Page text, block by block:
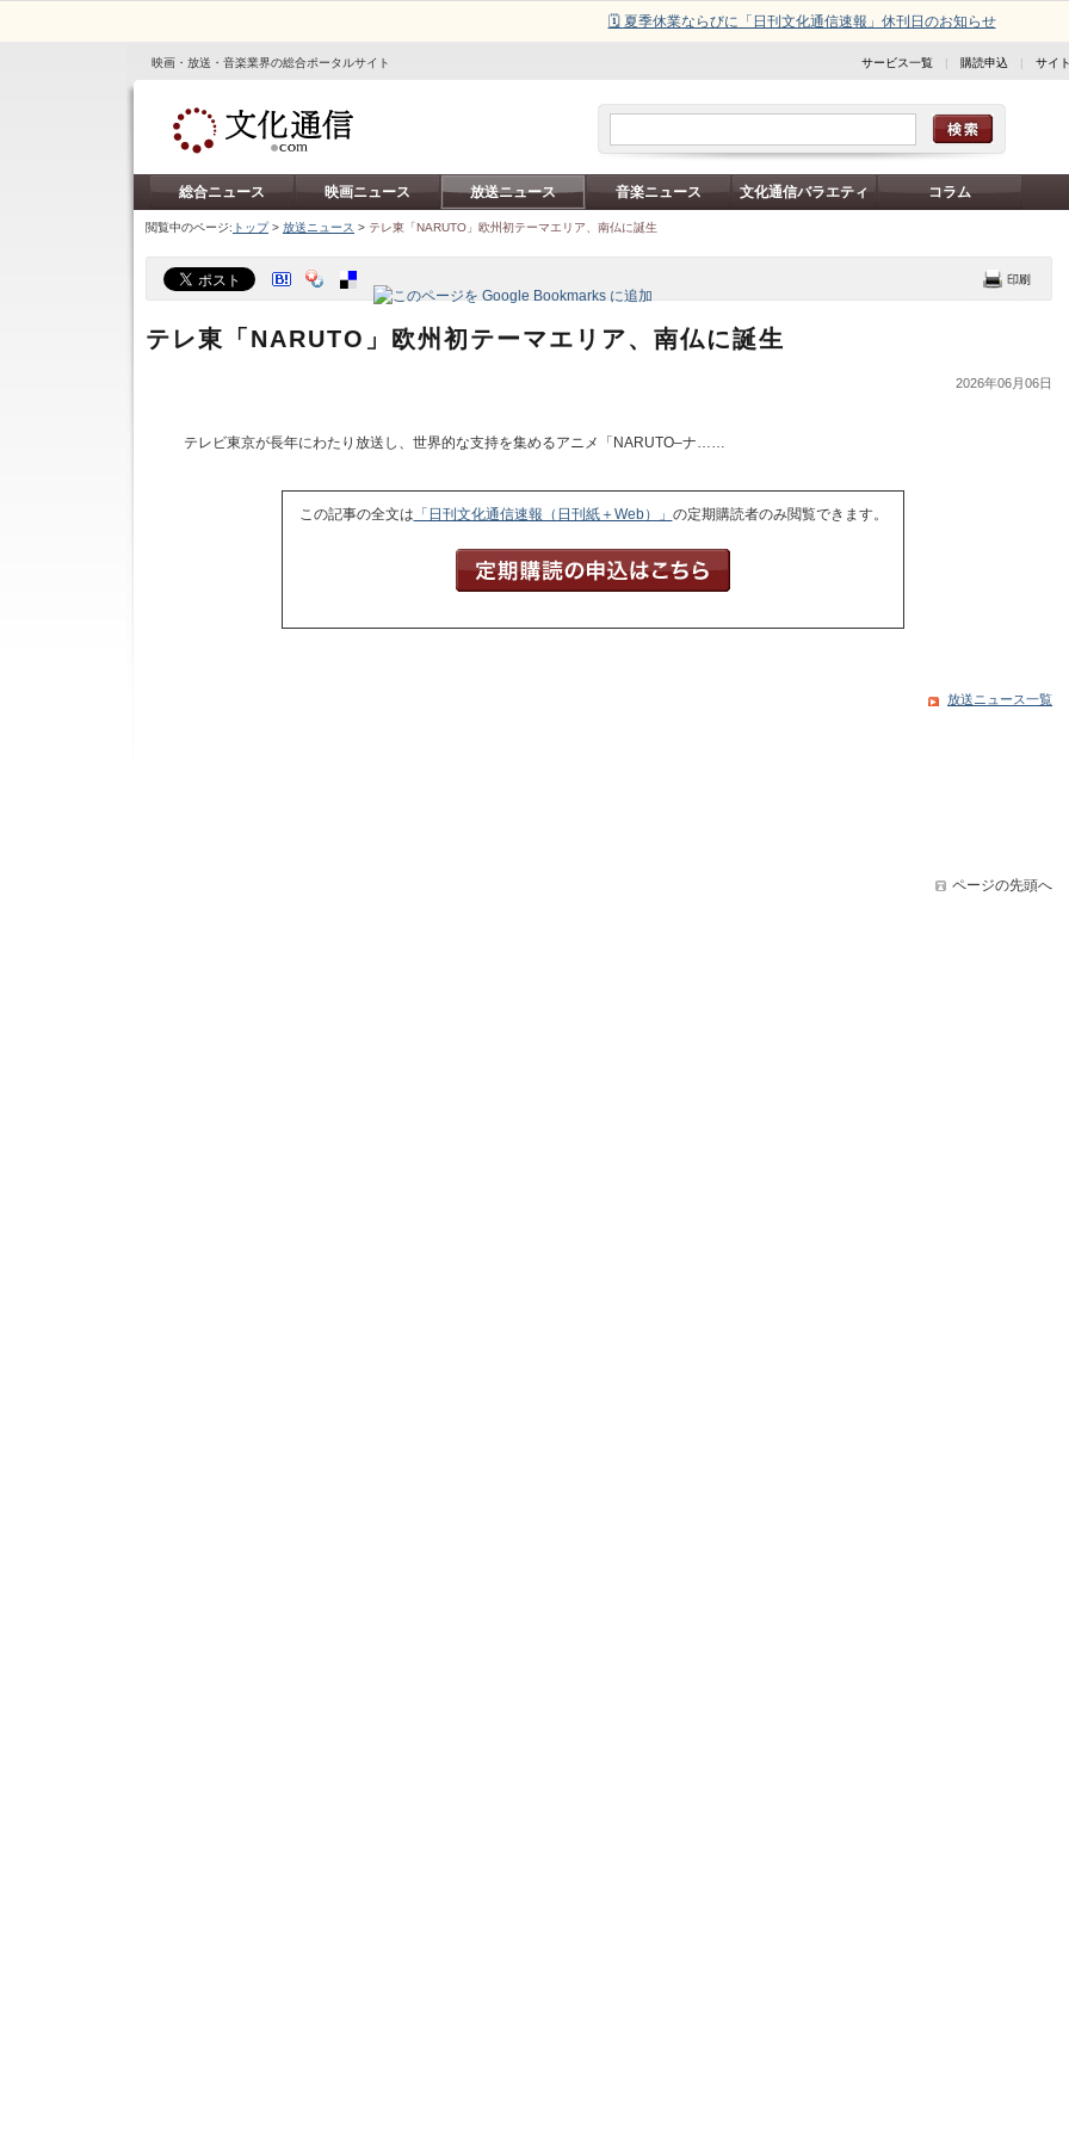
🗓️ 夏季休業ならびに「日刊文化通信速報」休刊日のお知らせ
映画・放送・音楽業界の総合ポータルサイト サービス一覧 | 購読申込 | サイ
総合ニュース 映画ニュース 放送ニュース 音楽ニュース 文化通信バラエティ コラム
閲覧中のページ: トップ> 放送ニュース > テレ東「NARUTO」欧州初テーマエリア、南仏に誕生
テレ東「NARUTO」欧州初テーマエリア、南仏に誕生
2026年06月06日
テレビ東京が長年にわたり放送し、世界的な支持を集めるアニメ「NARUTO–ナ……
この記事の全文は 「日刊文化通信速報（日刊紙＋Web）」 の定期購読者のみ閲覧できます。
放送ニュース一覧
ページの先頭へ